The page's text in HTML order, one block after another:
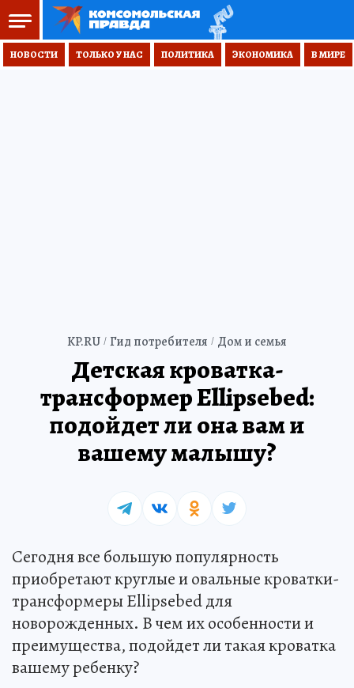
НОВОСТИ ТОЛЬКО У НАС ПОЛИТИКА ЭКОНОМИКА В МИРЕ
KP.RU Гид потребителя Дом и семья
Детская кроватка-
трансформер Ellipsebed:
подойдет ли она вам и
вашему малышу?
Сегодня все большую популярность
приобретают круглые и овальные кроватки-
трансформеры Ellipsebed для
новорожденных. В чем их особенности и
преимущества, подойдет ли такая кроватка
вашему ребенку?